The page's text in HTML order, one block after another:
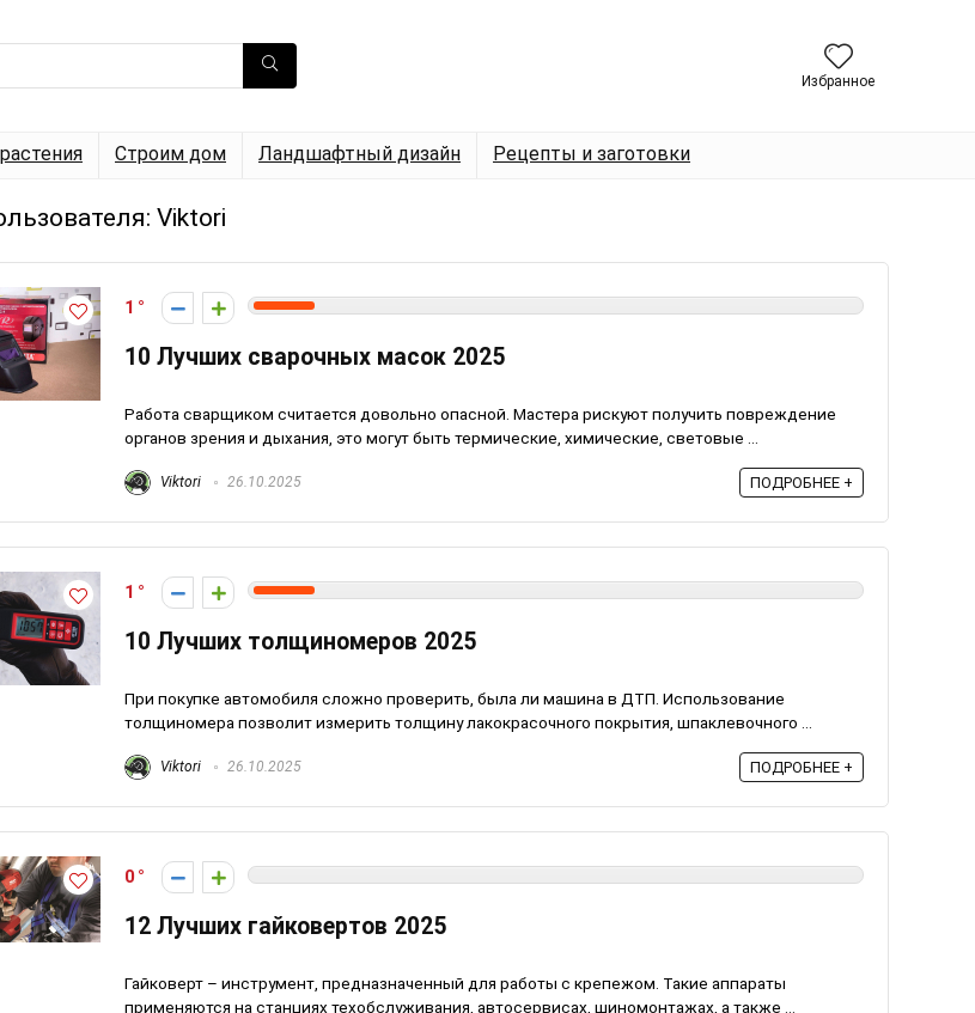
Избранное
Строим дом Ландшафтный дизайн Рецепты и заготовки
Viktori
1
10 Лучших сварочных масок 2025
Работа сварщиком считается довольно опасной. Мастера рискуют получить повреждение
органов зрения и дыхания, это могут быть термические, химические, световые ...
Viktori 26.10.2025 ПОДРОБНЕЕ +
1
10 Лучших толщиномеров 2025
При покупке автомобиля сложно проверить, была ли машина в ДТП. Использование
толщиномера позволит измерить толщину лакокрасочного покрытия, шпаклевочного ...
Viktori 26.10.2025 ПОДРОБНЕЕ +
0
12 Лучших гайковертов 2025
Гайковерт – инструмент, предназначенный для работы с крепежом. Такие аппараты
применяются на станциях техобслуживания, автосервисах, шиномонтажах, а также ...